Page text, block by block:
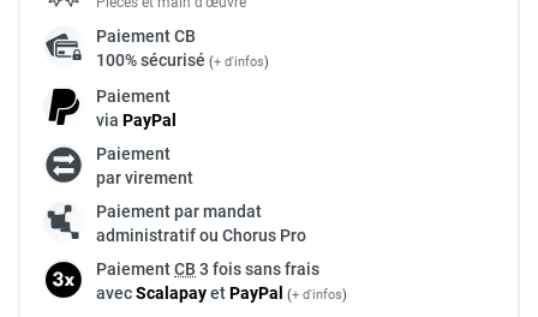
PaiementCB
100% sécurisé (+ d'infos)
Paiement
via PayPal
Paiement
par virement
Paiement par mandat
administratif ou Chorus Pro
PaiementCB 3 fois sans frais
avecScalapayetPayPal (+ d'infos)